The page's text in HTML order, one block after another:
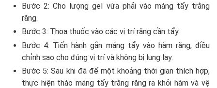
Bước 2: Cho lượng gel vừa phải vào máng tẩy trắng
răng.
Bước 3: Thoa thuốc vào các vị trí răng cần tẩy.
Bước 4: Tiến hành gắn máng tẩy vào hàm răng, điều
chỉnh sao cho đúng vị trí và không bị lung lay.
Bước 5: Sau khi đã để một khoảng thời gian thích hợp,
thực hiện tháo máng tẩy trắng răng ra khỏi hàm và vệ